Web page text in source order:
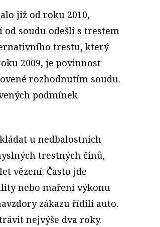
již od roku 2010,
od soudu odešli s trestem
trestu, který
2009, je povinnost
rozhodnutím soudu.
podmínek
u nedbalostních
trestných činů,
vězení. Často jde
nebo maření výkonu
zákazu řídili auto.
nejvýše dva roky.